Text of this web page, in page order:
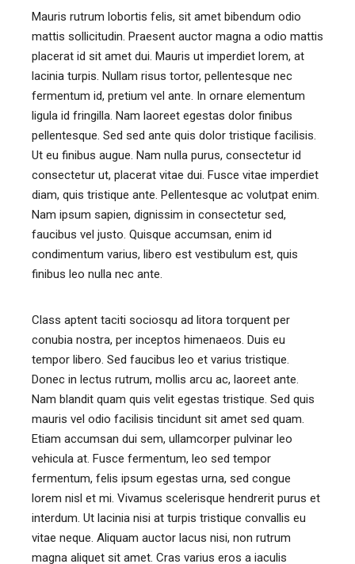
Mauris rutrum lobortis felis, sit amet bibendum odio
mattis sollicitudin. Praesent auctor magna a odio mattis
placerat id sit amet dui. Mauris ut imperdiet lorem, at
lacinia turpis. Nullam risus tortor, pellentesque nec
fermentum id, pretium vel ante. In ornare elementum
ligula id fringilla. Nam laoreet egestas dolor finibus
pellentesque. Sed sed ante quis dolor tristique facilisis.
Ut eu finibus augue. Nam nulla purus, consectetur id
consectetur ut, placerat vitae dui. Fusce vitae imperdiet
diam, quis tristique ante. Pellentesque ac volutpat enim.
Nam ipsum sapien, dignissim in consectetur sed,
faucibus vel justo. Quisque accumsan, enim id
condimentum varius, libero est vestibulum est, quis
finibus leo nulla nec ante.
Class aptent taciti sociosqu ad litora torquent per
conubia nostra, per inceptos himenaeos. Duis eu
tempor libero. Sed faucibus leo et varius tristique.
Donec in lectus rutrum, mollis arcu ac, laoreet ante.
Nam blandit quam quis velit egestas tristique. Sed quis
mauris vel odio facilisis tincidunt sit amet sed quam.
Etiam accumsan dui sem, ullamcorper pulvinar leo
vehicula at. Fusce fermentum, leo sed tempor
fermentum, felis ipsum egestas urna, sed congue
lorem nisl et mi. Vivamus scelerisque hendrerit purus et
interdum. Ut lacinia nisi at turpis tristique convallis eu
vitae neque. Aliquam auctor lacus nisi, non rutrum
magna aliquet sit amet. Cras varius eros a iaculis